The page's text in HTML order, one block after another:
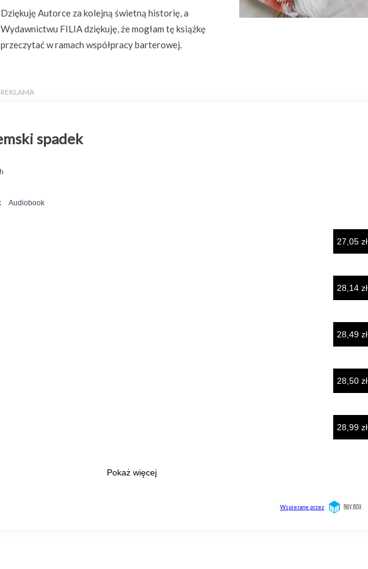
Dziękuję Autorce za kolejną świetną historię, a
Wydawnictwu FILIA dziękuję, że mogłam tę książkę
przeczytać w ramach współpracy barterowej.